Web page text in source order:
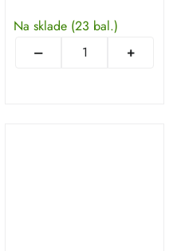
Na sklade (23 bal.)